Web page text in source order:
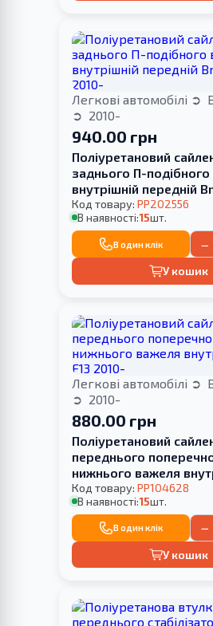
Легкові автомобілі
2010-
940.00 грн
Поліуретановий
заднього П-
внутрішній передній
2010-
Код товару: PP202556
В наявності:15шт.
В один клік −
У кошик
Легкові автомобілі
2010-
880.00 грн
Поліуретановий
переднього
нижнього важеля
F13 2010-
Код товару: PP104628
В наявності:15шт.
В один клік −
У кошик